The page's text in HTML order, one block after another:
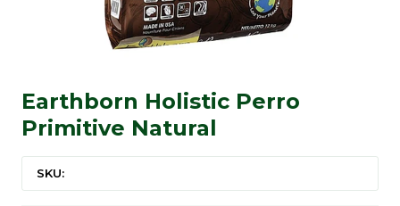
Earthborn Holistic Perro
Primitive Natural
SKU: